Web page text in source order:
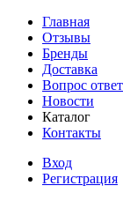
Главная
Отзывы
Бренды
Доставка
Вопрос ответ
Новости
Каталог
Контакты
Вход
Регистрация